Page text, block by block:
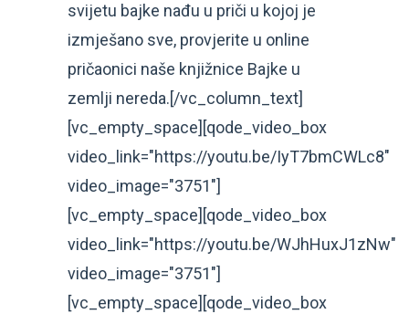
svijetu bajke nađu u priči u kojoj je
izmješano sve, provjerite u online
pričaonici naše knjižnice Bajke u
zemlji nereda.[/vc_column_text]
[vc_empty_space][qode_video_box
video_link="https://youtu.be/IyT7bmCWLc8"
video_image="3751"]
[vc_empty_space][qode_video_box
video_link="https://youtu.be/WJhHuxJ1zNw"
video_image="3751"]
[vc_empty_space][qode_video_box